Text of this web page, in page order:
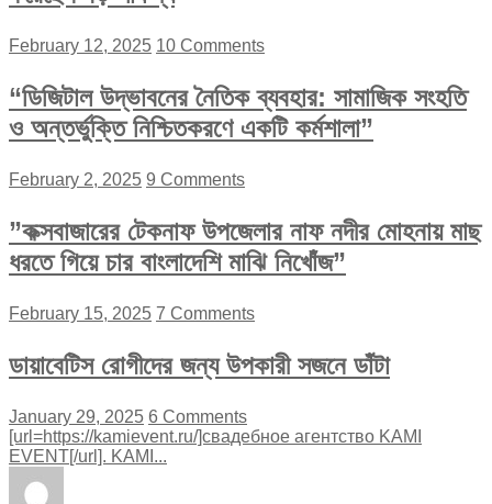
February 12, 2025 10 Comments
“ডিজিটাল উদ্ভাবনের নৈতিক ব্যবহার: সামাজিক সংহতি
ও অন্তর্ভুক্তি নিশ্চিতকরণে একটি কর্মশালা”
February 2, 2025 9 Comments
”কক্সবাজারের টেকনাফ উপজেলার নাফ নদীর মোহনায় মাছ
ধরতে গিয়ে চার বাংলাদেশি মাঝি নিখোঁজ”
February 15, 2025 7 Comments
ডায়াবেটিস রোগীদের জন্য উপকারী সজনে ডাঁটা
January 29, 2025 6 Comments
[url=https://kamievent.ru/]свадебное агентство KAMI
EVENT[/url]. KAMI...